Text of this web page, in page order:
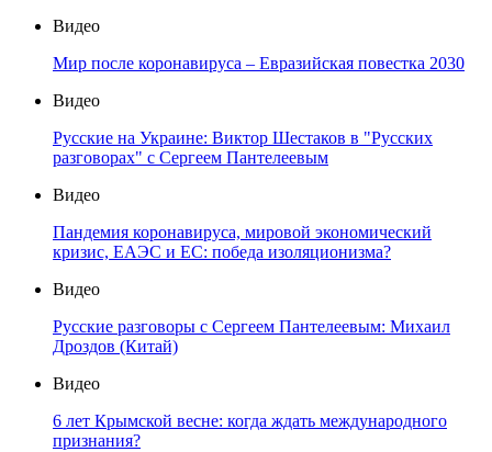
Видео
Мир после коронавируса – Евразийская повестка 2030
Видео
Русские на Украине: Виктор Шестаков в "Русских
разговорах" с Сергеем Пантелеевым
Видео
Пандемия коронавируса, мировой экономический
кризис, ЕАЭС и ЕС: победа изоляционизма?
Видео
Русские разговоры с Сергеем Пантелеевым: Михаил
Дроздов (Китай)
Видео
6 лет Крымской весне: когда ждать международного
признания?